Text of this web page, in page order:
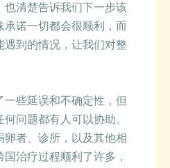
也清楚告诉我们下一步该
承诺一切都会很顺利，而
遇到的情况，让我们对整
一些延误和不确定性，但
问题都有人可以协助。
卵者、诊所，以及其他相
治疗过程顺利了许多，